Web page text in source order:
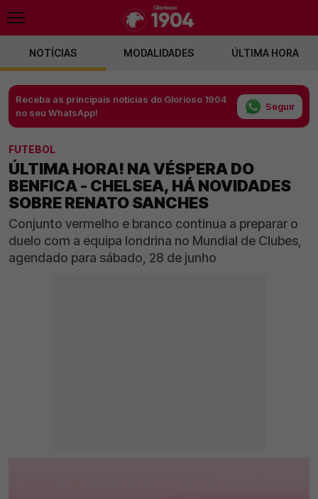
NOTÍCIAS MODALIDADES ÚLTIMA HORA
Receba as principais notícias do Glorioso 1904
no seu WhatsApp!
Seguir
FUTEBOL
ÚLTIMA HORA! NA VÉSPERA DO
BENFICA - CHELSEA, HÁ NOVIDADES
SOBRE RENATO SANCHES
Conjunto vermelho e branco continua a preparar o
duelo com a equipa londrina no Mundial de Clubes,
agendado para sábado, 28 de junho